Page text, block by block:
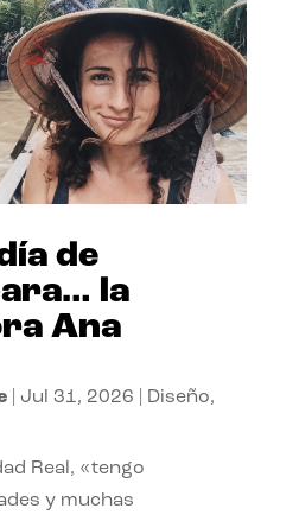
de
la
Ana
| Jul 31, 2026 Diseño,
Real, «tengo
y muchas